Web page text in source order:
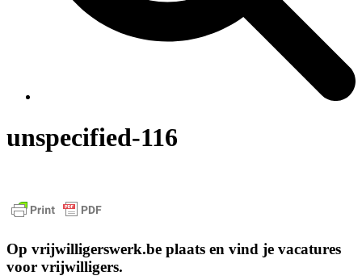
unspecified-116
Op vrijwilligerswerk.be plaats en vind je vacatures
voor vrijwilligers.